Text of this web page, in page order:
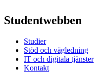
Studentwebben
Studier
Stöd och vägledning
IT och digitala tjänster
Kontakt